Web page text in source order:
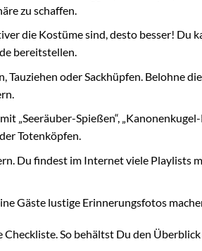
zu schaffen.
die Kostüme sind, desto besser! Du
bereitstellen.
oder Sackhüpfen. Belohne
„Seeräuber-Spießen“,
Totenköpfen.
Du findest im Internet viele Playlists
Gäste lustige Erinnerungsfotos
So behältst Du den